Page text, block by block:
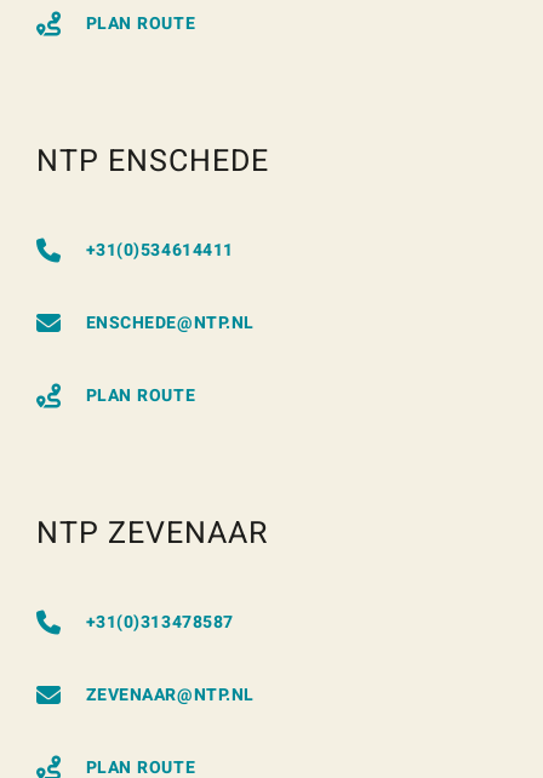
PLAN ROUTE
NTP ENSCHEDE
+31(0)534614411
ENSCHEDE@NTP.NL
PLAN ROUTE
NTP ZEVENAAR
+31(0)313478587
ZEVENAAR@NTP.NL
PLAN ROUTE